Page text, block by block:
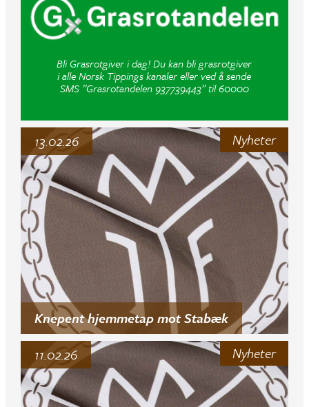
Bli Grasrotgiver i dag! Du kan bli grasrotgiver
i alle Norsk Tippings kanaler eller ved å sende
SMS ”Grasrotandelen 937739443” til 60000
Nyheter
Knepent hjemmetap mot Stabæk
13.02.26
Nyheter
11.02.26